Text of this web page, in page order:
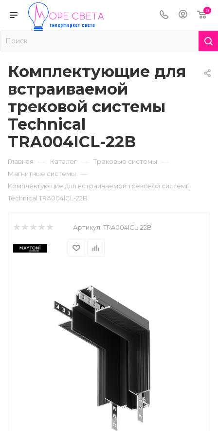
0
Комплектующие для
встраиваемой
трековой системы
Technical
TRA004ICL-22B
Главная — Каталог — Трековые системы —
Магнитные системы —
Комплектующие для встраиваемой трековой системы
Technical TRA004ICL-22B
Артикул: TRA004ICL-22B